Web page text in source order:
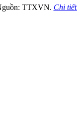
TTXVN. Chi